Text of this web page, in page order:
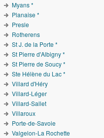
Myans *
Planaise *
Presle
Rotherens
St J. de la Porte *
St Pierre d'Albigny *
St Pierre de Soucy *
Ste Hélène du Lac *
Villard d'Héry
Villard-Léger
Villard-Sallet
Villaroux
Porte-de-Savoie
Valgelon-La Rochette